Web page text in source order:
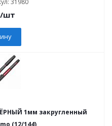
31980
/шт
1мм закругленный
(12/144)